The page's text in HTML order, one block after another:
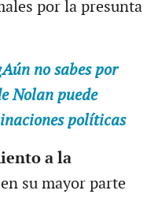
por la presunta
no sabes por
Nolan puede
políticas
a la
su mayor parte